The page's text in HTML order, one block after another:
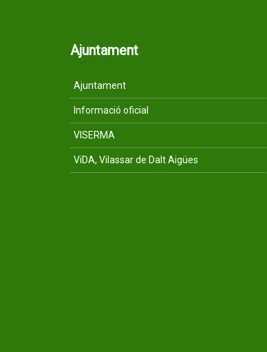
Ajuntament
Ajuntament
Informació oficial
VISERMA
ViDA, Vilassar de Dalt Aigües